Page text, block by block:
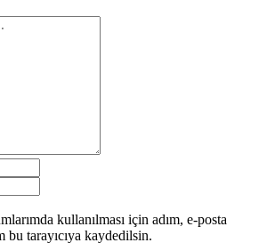
kullanılması için adım, e-posta
bu tarayıcıya kaydedilsin.